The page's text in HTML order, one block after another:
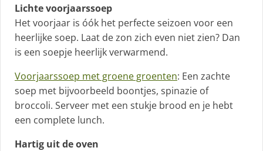
Lichte voorjaarssoep
Het voorjaar is óók het perfecte seizoen voor een
heerlijke soep. Laat de zon zich even niet zien? Dan
is een soepje heerlijk verwarmend.
Voorjaarssoep met groene groenten: Een zachte
soep met bijvoorbeeld boontjes, spinazie of
broccoli. Serveer met een stukje brood en je hebt
een complete lunch.
Hartig uit de oven